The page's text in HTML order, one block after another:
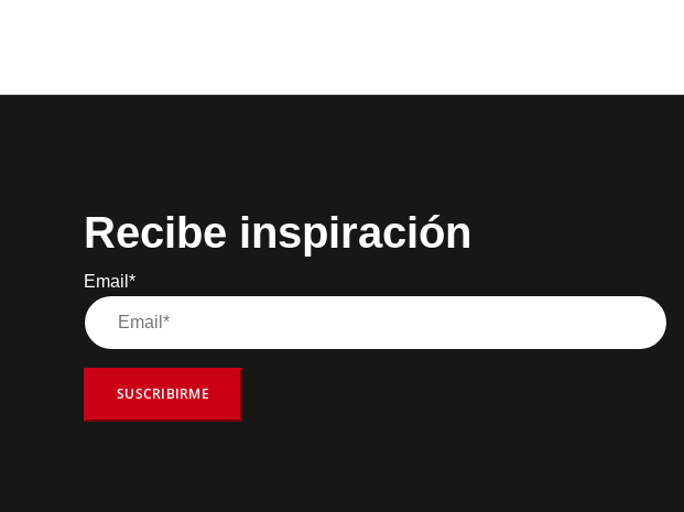
Recibe inspiración
Email*
SUSCRIBIRME